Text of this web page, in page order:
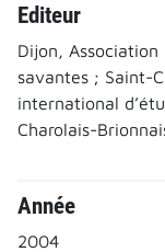
Editeur
Dijon,
savantes ; Saint-
international
Charolais-
Année
2004